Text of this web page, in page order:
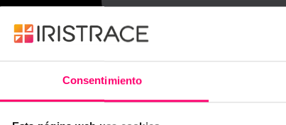
Consentimiento